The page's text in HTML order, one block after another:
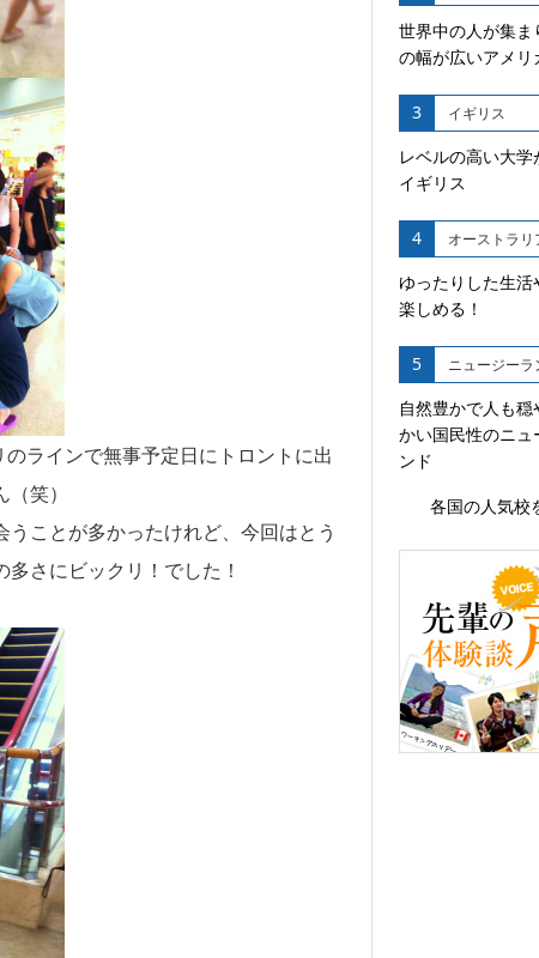
ラインで無事予定日にトロントに出
笑）
ことが多かったけれど、今回はとう
さにビックリ！でした！
世界中の人が集ま
の幅が広いアメリ
3 イギリス
レベルの高い大学
イギリス
4 オーストラリ
ゆったりした生活
楽しめる！
5 ニュージーラ
自然豊かで人も穏
かい国民性のニュ
ンド
各国の人気校